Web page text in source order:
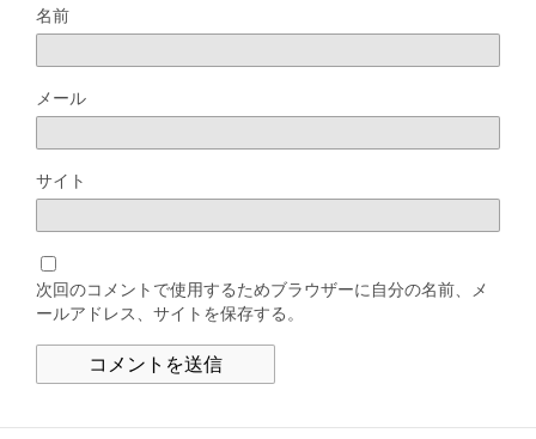
名前
メール
サイト
次回のコメントで使用するためブラウザーに自分の名前、メ
ールアドレス、サイトを保存する。